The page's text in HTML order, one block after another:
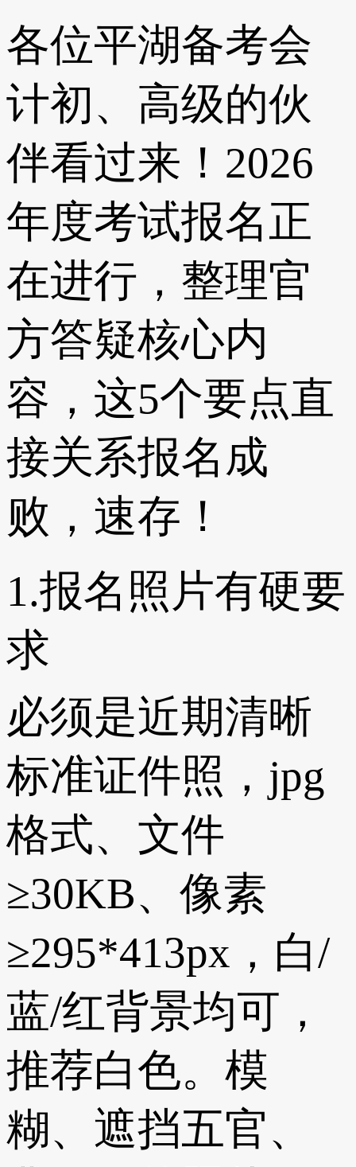
各位平湖备考会
计初、高级的伙
伴看过来！2026
年度考试报名正
在进行，整理官
方答疑核心内
容，这5个要点直
接关系报名成
败，速存！
1.报名照片有硬要
求
必须是近期清晰
标准证件照，jpg
格式、文件
≥30KB、像素
≥295*413px，白/
蓝/红背景均可，
推荐白色。模
糊、遮挡五官、